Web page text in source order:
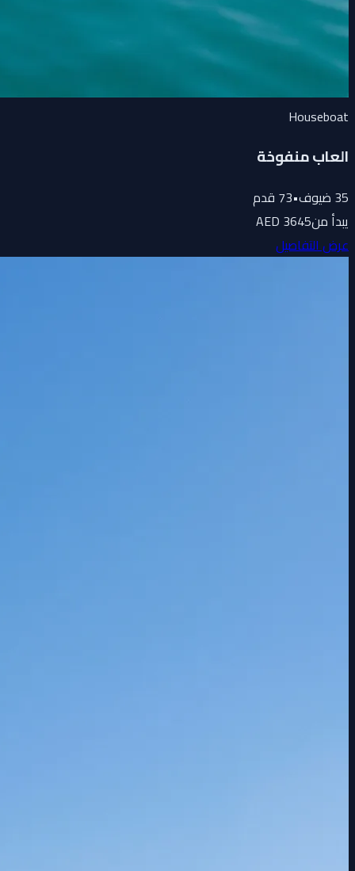
Houseboat
العاب منفوخة
35ضيوف•
73 قدم
يبدأ من3645 AED
عرض التفاصيل